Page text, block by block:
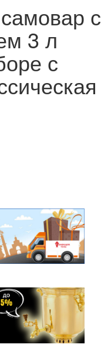
с
3 л
с